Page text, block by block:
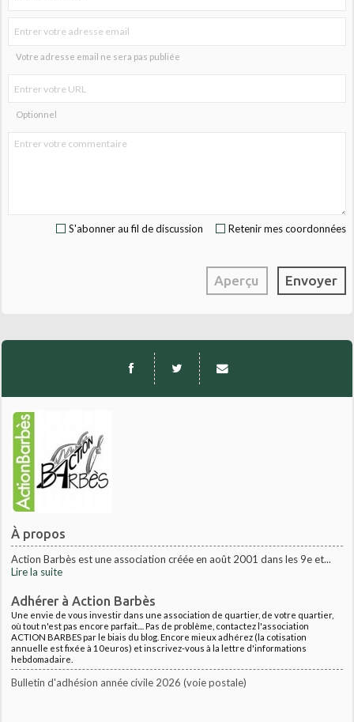
À propos
Action Barbès est une association créée en août 2001 dans les 9e et...
Lire la suite
Adhérer à Action Barbès
Une envie de vous investir dans une association de quartier, de votre quartier,
où tout n'est pas encore parfait.... Pas de problème, contactez l'association
ACTION BARBES par le biais du blog. Encore mieux adhérez (la cotisation
annuelle est fixée à 10euros) et inscrivez-vous à la lettre d'informations
hebdomadaire.
Bulletin d'adhésion année civile 2026 (voie postale)
Votre adresse email ne sera pas publiée
Optionnel
Retenir mes coordonnées
S'abonner au fil de discussion